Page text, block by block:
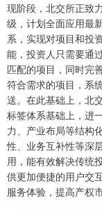
现阶段，北交所正致
级，计划全面应用最
系，实现对项目和投
能，投资人只需要通
匹配的项目，同时完
符合需求的项目，系
送。在此基础上，北
标签体系基础上，进
力、产业布局等结构
性、业务互补性等深
用，能有效解决传统
供更加便捷的用户交
服务体验，提高产权